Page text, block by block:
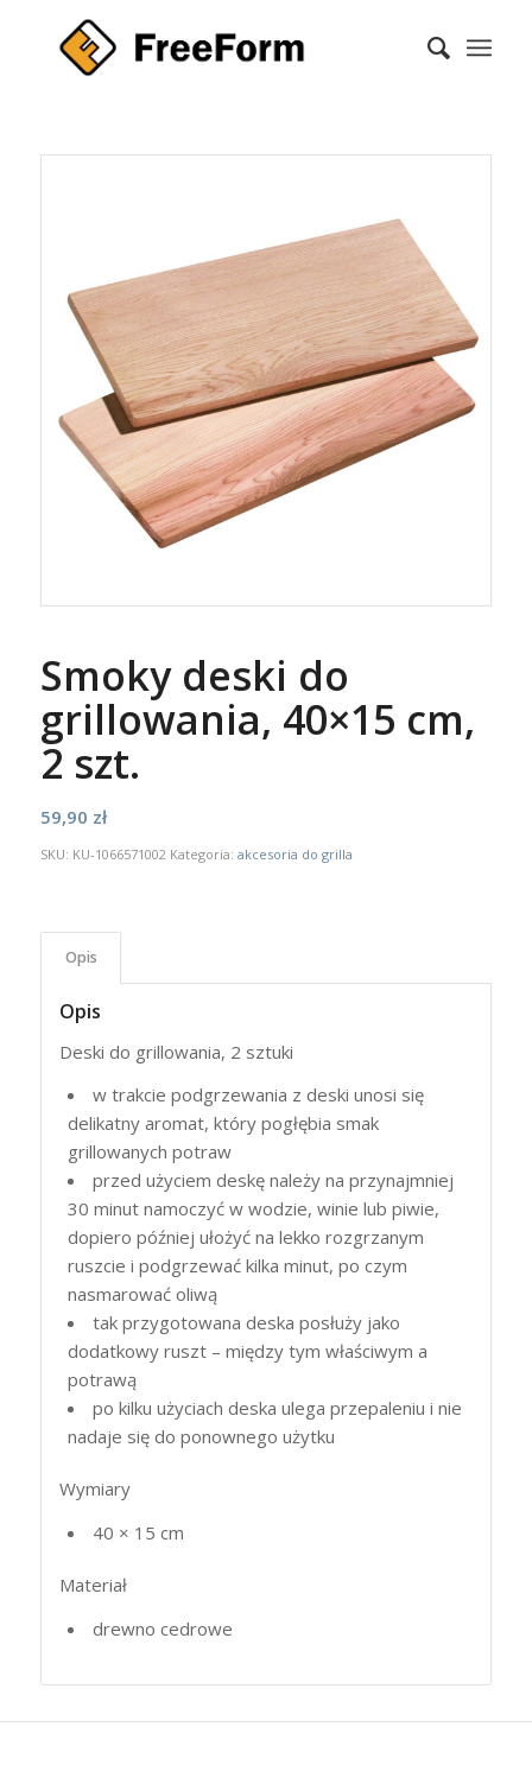
Smoky deski do
grillowania, 40×15 cm,
2 szt.
59,90 zł
SKU: KU-1066571002 Kategoria: akcesoria do grilla
Opis
Opis
Deski do grillowania, 2 sztuki
w trakcie podgrzewania z deski unosi się
delikatny aromat, który pogłębia smak
grillowanych potraw
przed użyciem deskę należy na przynajmniej
30 minut namoczyć w wodzie, winie lub piwie,
dopiero później ułożyć na lekko rozgrzanym
ruszcie i podgrzewać kilka minut, po czym
nasmarować oliwą
tak przygotowana deska posłuży jako
dodatkowy ruszt – między tym właściwym a
potrawą
po kilku użyciach deska ulega przepaleniu i nie
nadaje się do ponownego użytku
Wymiary
40 × 15 cm
Materiał
drewno cedrowe